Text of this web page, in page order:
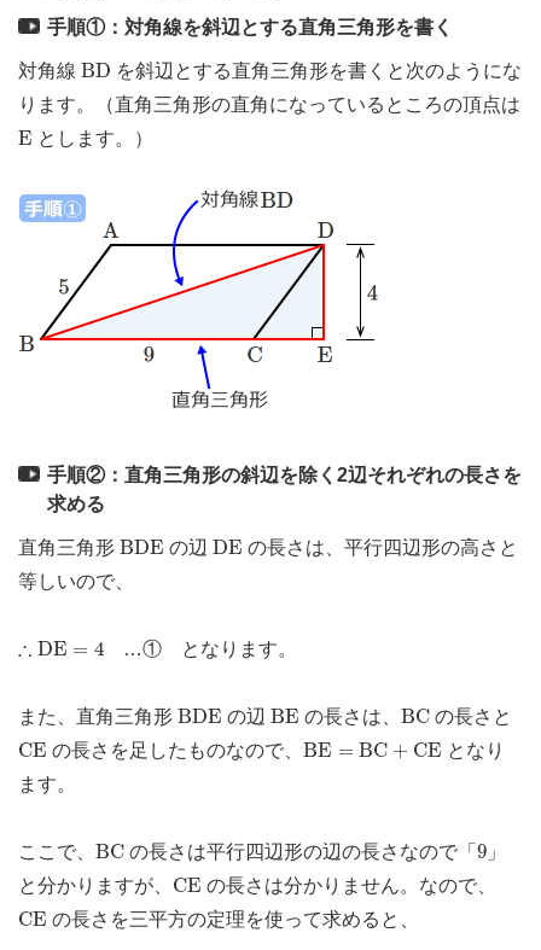
手順①：対角線を斜辺とする直角三角形を書く
対角線 BD
BD を斜辺とする直角三角形を書くと次のようにな
ります。（直角三角形の直角になっているところの頂点は
E
E とします。）
手順②：直角三角形の斜辺を除く2辺それぞれの長さを
求める
直角三角形 BDE
BDE の辺 DE
DE の長さは、平行四辺形の高さと
等しいので、
∴ DE = 4
∴ DE= …① となります。
また、直角三角形 BDE
BDE の辺 BE
BE の長さは、 BC
BC の長さと
CE
CE の長さを足したものなので、 BE = BC + CE
BE= C+C E
となり
ます。
ここで、 BC
BC の長さは平行四辺形の辺の長さなので「 9
9 」
と分かりますが、 CE
CE の長さは分かりません。なので、
CE
CE の長さを三平方の定理を使って求めると、